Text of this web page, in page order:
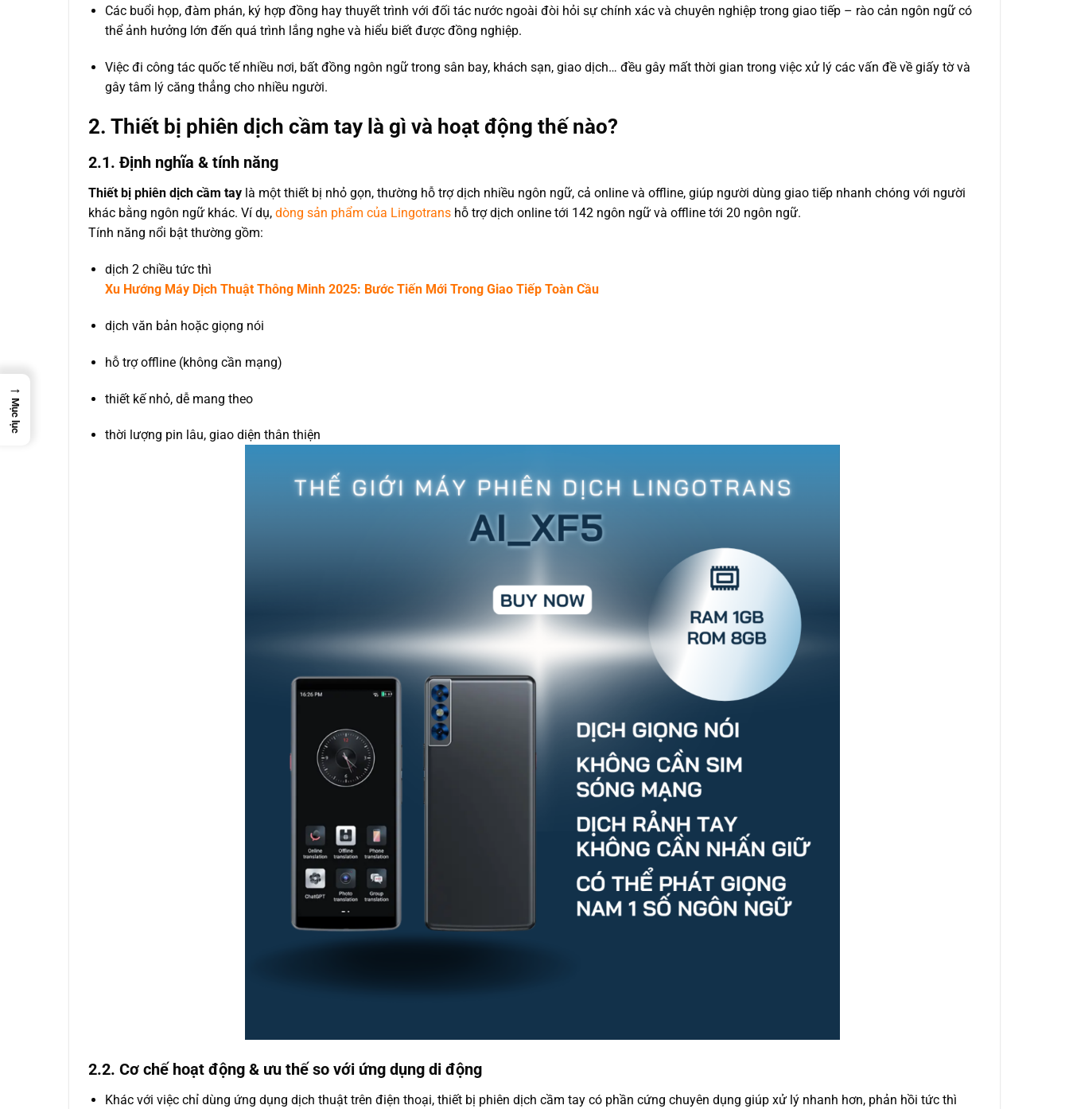
Các buổi họp, đàm phán, ký hợp đồng hay thuyết trình với đối tác nước ngoài đòi hỏi sự chính xác và chuyên nghiệp trong giao tiếp – rào cản ngôn ngữ có
thể ảnh hưởng lớn đến quá trình lắng nghe và hiểu biết được đồng nghiệp.
Việc đi công tác quốc tế nhiều nơi, bất đồng ngôn ngữ trong sân bay, khách sạn, giao dịch… đều gây mất thời gian trong việc xử lý các vấn đề về giấy tờ và
gây tâm lý căng thẳng cho nhiều người.
2. Thiết bị phiên dịch cầm tay là gì và hoạt động thế nào?
2.1. Định nghĩa & tính năng
Thiết bị phiên dịch cầm tay là một thiết bị nhỏ gọn, thường hỗ trợ dịch nhiều ngôn ngữ, cả online và offline, giúp người dùng giao tiếp nhanh chóng với người
khác bằng ngôn ngữ khác. Ví dụ, dòng sản phẩm của Lingotrans hỗ trợ dịch online tới 142 ngôn ngữ và offline tới 20 ngôn ngữ.
Tính năng nổi bật thường gồm:
dịch 2 chiều tức thì
Xu Hướng Máy Dịch Thuật Thông Minh 2025: Bước Tiến Mới Trong Giao Tiếp Toàn Cầu
dịch văn bản hoặc giọng nói
hỗ trợ offline (không cần mạng)
thiết kế nhỏ, dễ mang theo
thời lượng pin lâu, giao diện thân thiện
2.2. Cơ chế hoạt động & ưu thế so với ứng dụng di động
Khác với việc chỉ dùng ứng dụng dịch thuật trên điện thoại, thiết bị phiên dịch cầm tay có phần cứng chuyên dụng giúp xử lý nhanh hơn, phản hồi tức thì
→
Mục lục